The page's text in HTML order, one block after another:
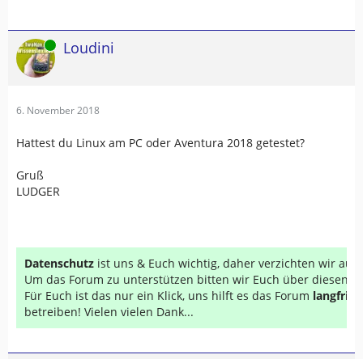
Online Loudini
6. November 2018
Hattest du Linux am PC oder Aventura 2018 getestet?
Gruß
LUDGER
Datenschutz ist uns & Euch wichtig, daher verzichten wir auf
Um das Forum zu unterstützen bitten wir Euch über diesen
Für Euch ist das nur ein Klick, uns hilft es das Forum
betreiben! Vielen vielen Dank...